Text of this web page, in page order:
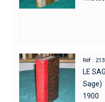
Réf :
LE
Sage)
1900